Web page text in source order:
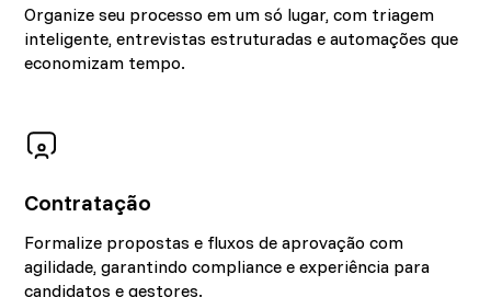
Organize seu processo em um só lugar, com triagem
inteligente, entrevistas estruturadas e automações que
economizam tempo.
Contratação
Formalize propostas e fluxos de aprovação com
agilidade, garantindo compliance e experiência para
candidatos e gestores.